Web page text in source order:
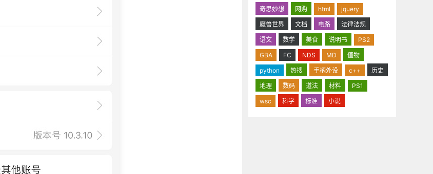
奇思妙想
网购 html
jquery
魔兽世界
文档 电路
法律法规
语文
数学 美食 说明书
PS2
GBA
FC NDS MD
值物
python
热搜 手柄外设 c++
历史
地理
数码 道法 材料
PS1
wsc
科学 标准 小说